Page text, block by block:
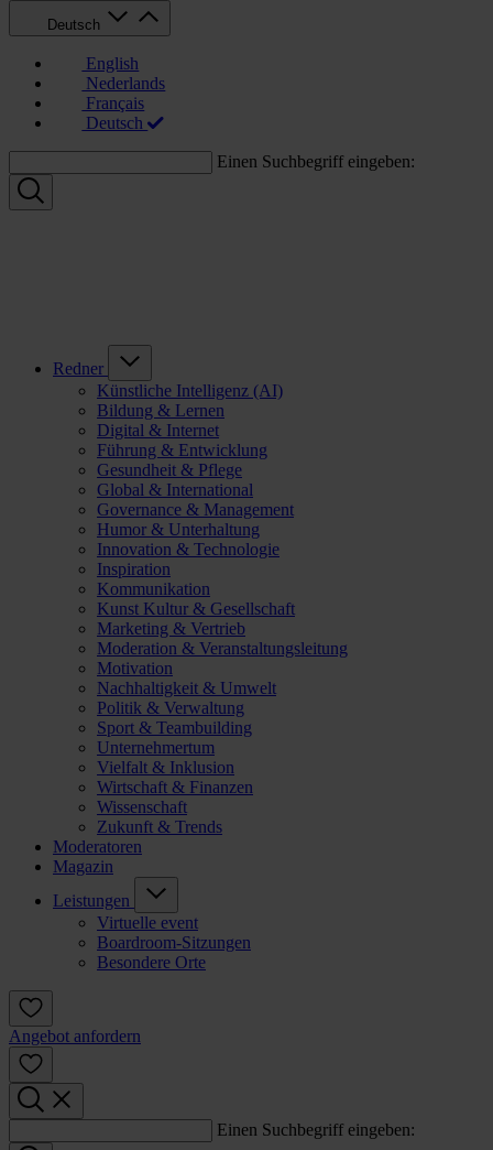
Deutsch
English
Nederlands
Français
Deutsch
Einen Suchbegriff eingeben:
Redner
Künstliche Intelligenz (AI)
Bildung & Lernen
Digital & Internet
Führung & Entwicklung
Gesundheit & Pflege
Global & International
Governance & Management
Humor & Unterhaltung
Innovation & Technologie
Inspiration
Kommunikation
Kunst Kultur & Gesellschaft
Marketing & Vertrieb
Moderation & Veranstaltungsleitung
Motivation
Nachhaltigkeit & Umwelt
Politik & Verwaltung
Sport & Teambuilding
Unternehmertum
Vielfalt & Inklusion
Wirtschaft & Finanzen
Wissenschaft
Zukunft & Trends
Moderatoren
Magazin
Leistungen
Virtuelle event
Boardroom-Sitzungen
Besondere Orte
Angebot anfordern
Einen Suchbegriff eingeben: